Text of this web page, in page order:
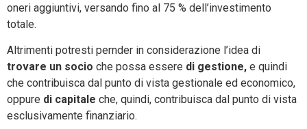
oneri aggiuntivi, versando fino al 75 % dell’investimento
totale.
Altrimenti potresti pernder in considerazione l’idea di
trovare un socio che possa essere di gestione, e quindi
che contribuisca dal punto di vista gestionale ed economico,
oppure di capitale che, quindi, contribuisca dal punto di vista
esclusivamente finanziario.